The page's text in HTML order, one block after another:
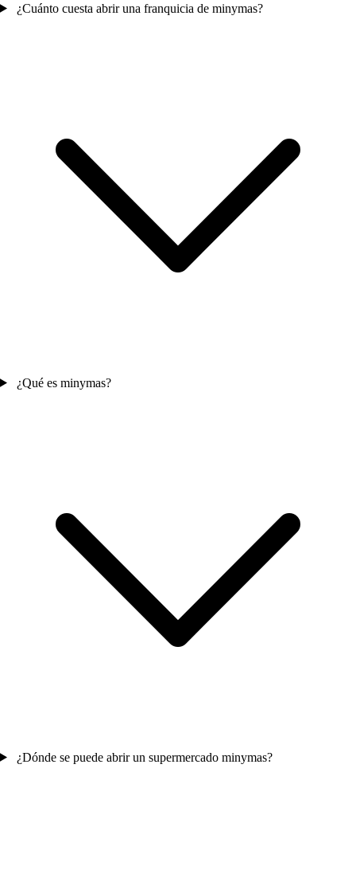
¿Cuánto cuesta abrir una franquicia de minymas?
¿Qué es minymas?
¿Dónde se puede abrir un supermercado minymas?